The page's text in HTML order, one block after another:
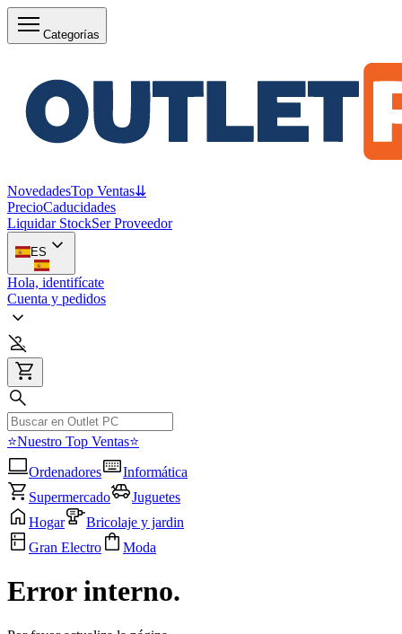
Categorías
NovedadesTop Ventas⇊
PrecioCaducidades
Liquidar StockSer Proveedor
ES
Hola, identifícate
Cuenta y pedidos
⭐Nuestro Top Ventas⭐
Ordenadores
Informática
Supermercado
Juguetes
Hogar
Bricolaje y jardin
Gran Electro
Moda
Error interno.